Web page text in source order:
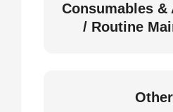
Consumables &
/ Routine